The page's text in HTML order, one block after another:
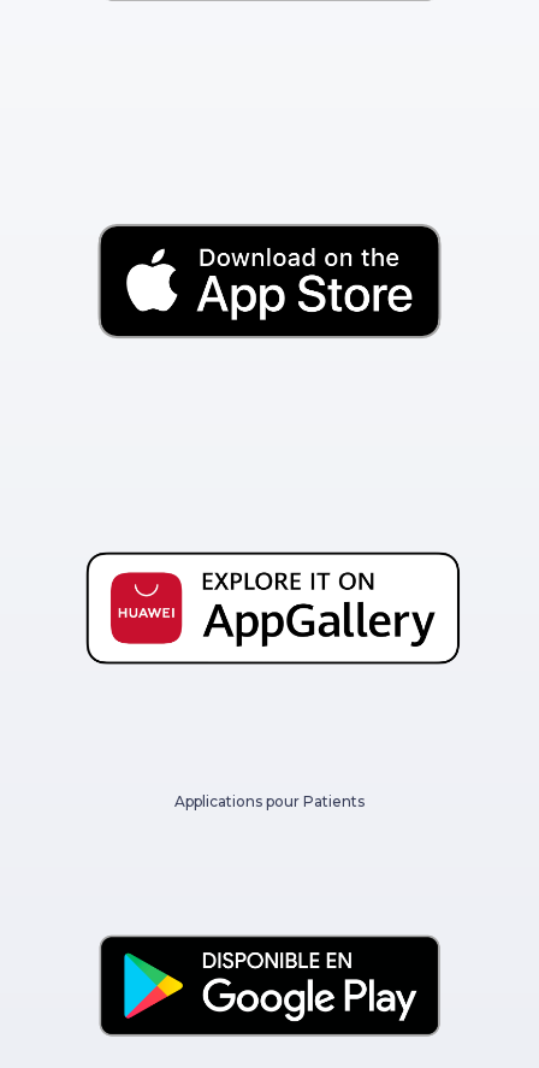
Applications pour Patients